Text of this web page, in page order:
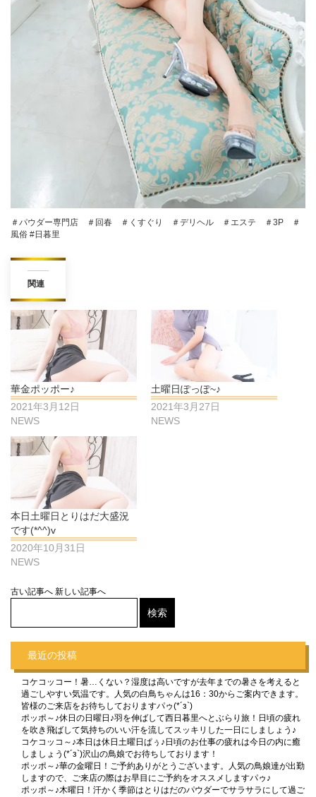
＃パウダー専門店 ＃回春 ＃くすぐり ＃デリヘル ＃エステ ＃3P ＃
風俗 #日暮里
関連
華金ポッポー♪
2021年3月12日
NEWS
土曜日ぽっぽ~♪
2021年3月27日
NEWS
本日土曜日とりはだ大盛況
です(*^^)v
2020年10月31日
NEWS
古い記事へ 新しい記事へ
最近の投稿
コケコッコー！暑…くない？湿度は高いですが去年までの暑さを考えると
過ごしやすい気温です。人気の白鳥ちゃんは16：30からご案内できます。
皆様のご来店をお待ちしておりますパゥ(*´з`)
ポッポ～♪休日の日曜日♪羽を伸ばして西日暮里へとぶらり旅！日頃の疲れ
を吹き飛ばして気持ちのいい汗を流してスッキリした一日にしましょう♪
コケコッコ～♪本日は休日土曜日ぱぅ♪日頃のお仕事の疲れは今日の内に癒
しましょう(*´з`)沢山の鳥娘でお待ちしております！
ポッポ～♪華の金曜日！ご予約ありがとうございます。人気の鳥娘達が出勤
しますので、ご来店の際はお早目にご予約をオススメしますパゥ♪
ポッポ～♪木曜日！汗かく季節はとりはだのパウダーでサラサラにして過ご